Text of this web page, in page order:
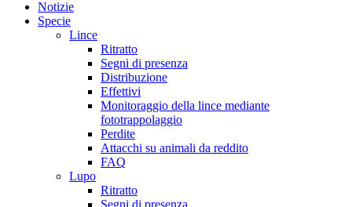
Notizie
Specie
Lince
Ritratto
Segni di presenza
Distribuzione
Effettivi
Monitoraggio della lince mediante
fototrappolaggio
Perdite
Attacchi su animali da reddito
FAQ
Lupo
Ritratto